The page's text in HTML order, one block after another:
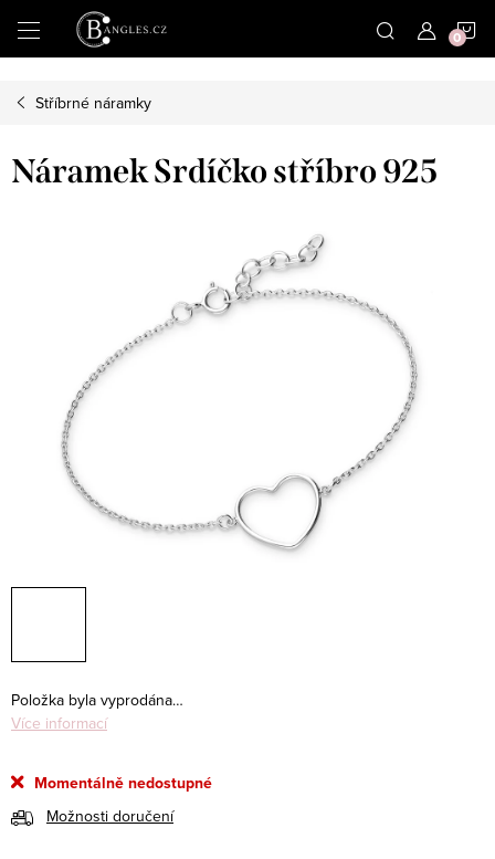
Přejít
na
Stříbrné náramky
Náramek Srdíčko stříbro 925
Položka byla vyprodána…
Více informací
Momentálně nedostupné
Možnosti doručení